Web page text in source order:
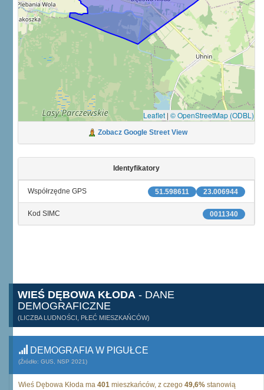
Leaflet | © OpenStreetMap (ODBL)
Zobacz Google Street View
Identyfikatory
23.006944
51.598611
Współrzędne GPS
0011340
Kod SIMC
WIEŚ DĘBOWA KŁODA - DANE
DEMOGRAFICZNE
(LICZBA LUDNOŚCI, PŁEĆ MIESZKAŃCÓW)
DEMOGRAFIA W PIGUŁCE
(Źródło: GUS, NSP 2021)
Wieś Dębowa Kłoda ma 401 mieszkańców, z czego 49,6% stanowią